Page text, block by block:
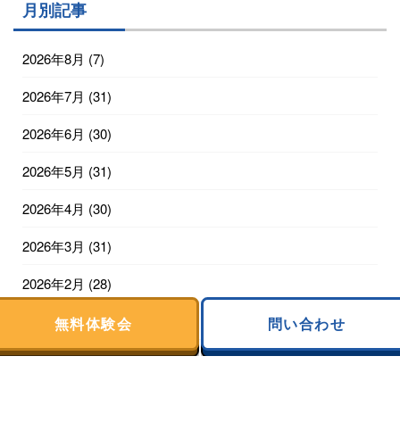
月別記事
2026年8月 (7)
2026年7月 (31)
2026年6月 (30)
2026年5月 (31)
2026年4月 (30)
2026年3月 (31)
2026年2月 (28)
2026年1月(31)
2025年12月(31)
無料体験会 問い合わせ